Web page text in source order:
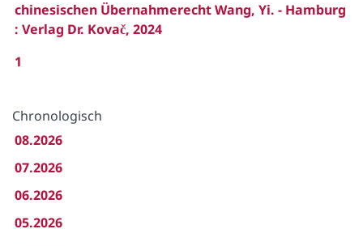
chinesischen Übernahmerecht Wang, Yi. - Hamburg
: Verlag Dr. Kovač, 2024
1
Chronologisch
08.2026
07.2026
06.2026
05.2026